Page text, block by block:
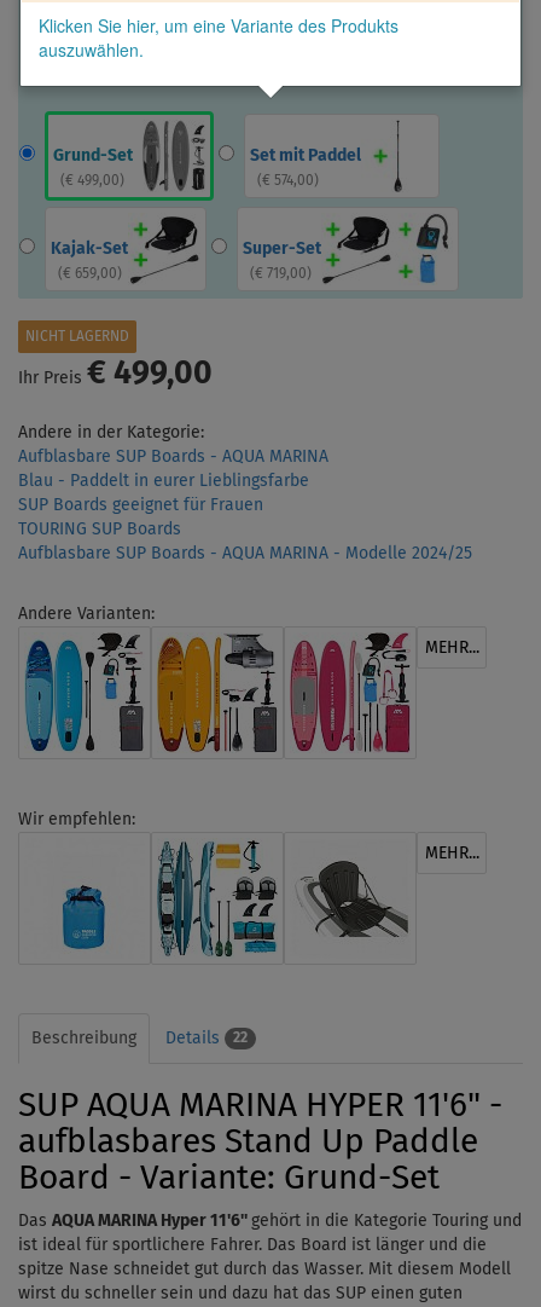
Klicken Sie hier, um eine Variante des Produkts
auszuwählen.
Grund-Set
( € 499,00)
Set mit Paddel
( € 574,00)
Kajak-Set
( € 659,00)
Super-Set
( € 719,00)
NICHT LAGERND
Ihr Preis € 499,00
Andere in der Kategorie:
Aufblasbare SUP Boards - AQUA MARINA
Blau - Paddelt in eurer Lieblingsfarbe
SUP Boards geeignet für Frauen
TOURING SUP Boards
Aufblasbare SUP Boards - AQUA MARINA - Modelle 2024/25
Andere Varianten:
MEHR...
Wir empfehlen:
MEHR...
Beschreibung Details 22
SUP AQUA MARINA HYPER 11'6" -
aufblasbares Stand Up Paddle
Board - Variante: Grund-Set
Das AQUA MARINA Hyper 11'6'' gehört in die Kategorie Touring und
ist ideal für sportlichere Fahrer. Das Board ist länger und die
spitze Nase schneidet gut durch das Wasser. Mit diesem Modell
wirst du schneller sein und dazu hat das SUP einen guten